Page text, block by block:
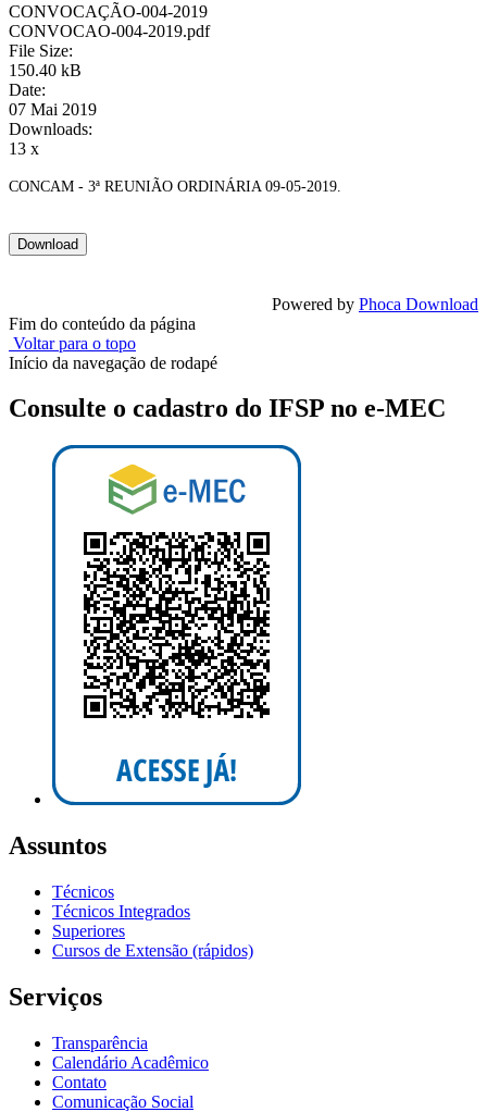
CONVOCAÇÃO-004-2019
CONVOCAO-004-2019.pdf
File Size:
150.40 kB
Date:
07 Mai 2019
Downloads:
13 x
CONCAM - 3ª REUNIÃO ORDINÁRIA 09-05-2019.
Powered by Phoca Download
Fim do conteúdo da página
Voltar para o topo
Início da navegação de rodapé
Consulte o cadastro do IFSP no e-MEC
Assuntos
Técnicos
Técnicos Integrados
Superiores
Cursos de Extensão (rápidos)
Serviços
Transparência
Calendário Acadêmico
Contato
Comunicação Social